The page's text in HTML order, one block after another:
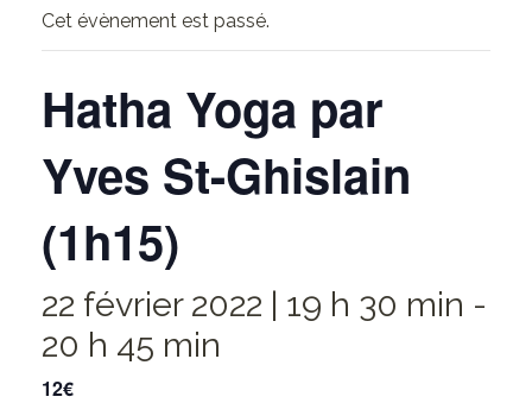
Cet évènement est passé.
Hatha Yoga par
Yves St-Ghislain
(1h15)
22 février 2022 | 19 h 30 min -
20 h 45 min
12€